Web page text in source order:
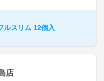
ルスリム 12個入
店